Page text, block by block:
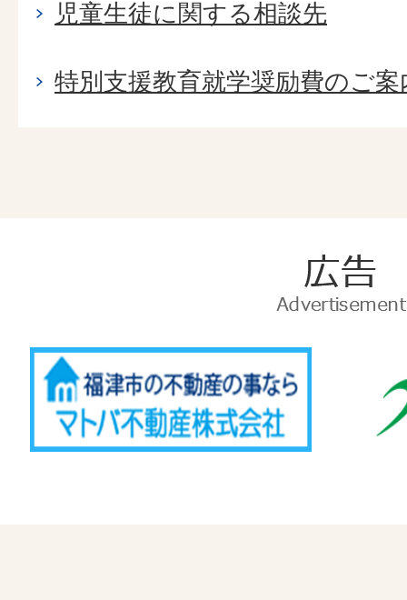
児童生徒に関する相談先
特別支援教育就学奨励費のご案
告